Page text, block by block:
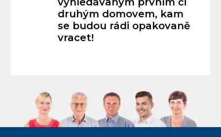
druhým domovem, kam
se budou rádi opakovaně
vracet!